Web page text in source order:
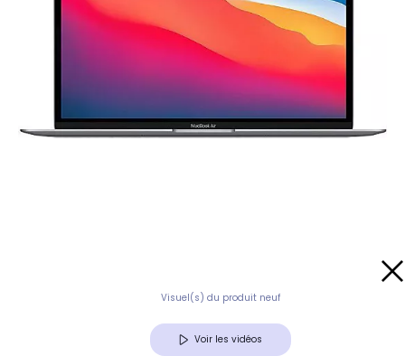
Visuel(s) du produit neuf
Voir les vidéos